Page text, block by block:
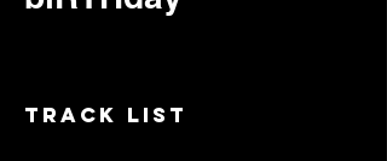
TRACK LIST